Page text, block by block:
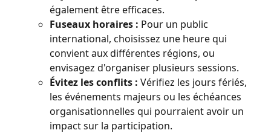
également être efficaces.
Fuseaux horaires : Pour un public
international, choisissez une heure qui
convient aux différentes régions, ou
envisagez d'organiser plusieurs sessions.
Évitez les conflits : Vérifiez les jours fériés,
les événements majeurs ou les échéances
organisationnelles qui pourraient avoir un
impact sur la participation.